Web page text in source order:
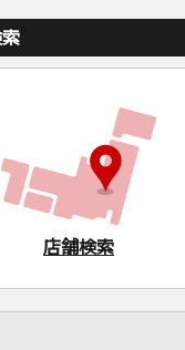
店舗検索